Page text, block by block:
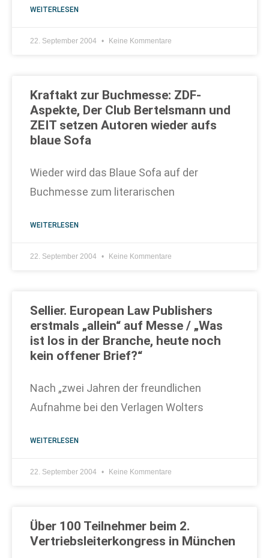
WEITERLESEN
22. September 2004 Keine Kommentare
Kraftakt zur Buchmesse: ZDF-
Aspekte, Der Club Bertelsmann und
ZEIT setzen Autoren wieder aufs
blaue Sofa
Wieder wird das Blaue Sofa auf der
Buchmesse zum literarischen
WEITERLESEN
22. September 2004 Keine Kommentare
Sellier. European Law Publishers
erstmals „allein“ auf Messe / „Was
ist los in der Branche, heute noch
kein offener Brief?“
Nach „zwei Jahren der freundlichen
Aufnahme bei den Verlagen Wolters
WEITERLESEN
22. September 2004 Keine Kommentare
Über 100 Teilnehmer beim 2.
Vertriebsleiterkongress in München